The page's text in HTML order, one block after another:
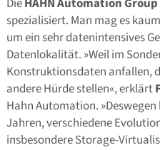
DieHAHN Automation Group
spezialisiert. Man mag es
um ein sehr datenintensives
Datenlokalität. »Weil im
Konstruktionsdaten anfallen,
andere Hürde stellen«, erklärt
Hahn Automation.
Jahren, verschiedene
insbesondere Storage-